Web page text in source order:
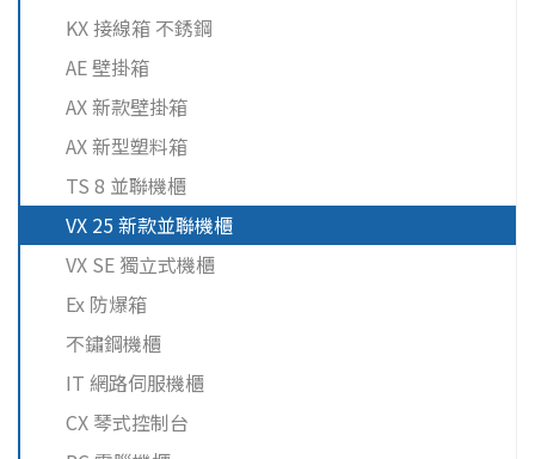
KX 接線箱 不銹鋼
AE 壁掛箱
AX 新款壁掛箱
AX 新型塑料箱
TS 8 並聯機櫃
VX 25 新款並聯機櫃
VX SE 獨立式機櫃
Ex 防爆箱
不鏽鋼機櫃
IT 網路伺服機櫃
CX 琴式控制台